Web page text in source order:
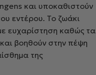
και υποκαθιστούν
εντέρου. Το ζωάκι
ευχαρίστηση καθώς τα
βοηθούν στην πέψη
της